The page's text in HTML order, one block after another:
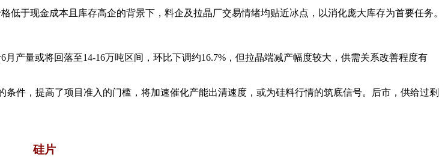
于现金成本且库存高企的背景下，料企及拉晶厂交易情绪均贴近冰点，以消化庞大库存为首要任务。
产量或将回落至14-16万吨区间，环比下调约16.7%，但拉晶端减产幅度较大，供需关系改善程度有
条件，提高了项目准入的门槛，将加速催化产能出清速度，或为硅料行情的筑底信号。后市，供给过剩
硅片